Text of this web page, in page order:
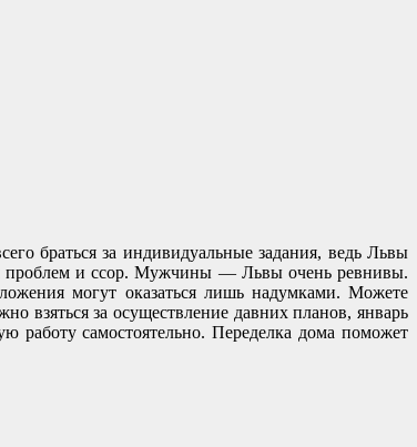
браться за индивидуальные задания, ведь Львы
проблем и ссор. Мужчины — Львы очень ревнивы.
могут оказаться лишь надумками. Можете
взяться за осуществление давних планов, январь
работу самостоятельно. Переделка дома поможет